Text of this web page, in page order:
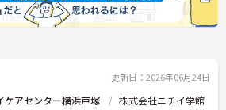
更新日：2026年06月24日
ケアセンター横浜戸塚 株式会社ニチイ学館